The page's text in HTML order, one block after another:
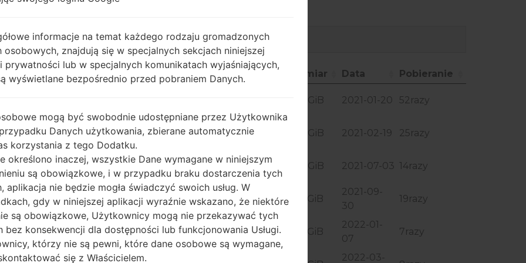
dla telefonów Samsung
OS Oprogramowanie Rozmiar Data
Pobieranie
2.22 GiB 2021-01-20 52razy
Android Q 10 A015U1UEU2AUA3 2.23 GiB 2021-02-19 25razy
Android Q 10 A015U1UEU3AUD3 2.23 GiB 2021-07-03 14razy
Android R 11 A015U1UEU3BUH2 2.96 GiB
2021-09-
30
19razy
Android R 11 A015U1UES4BUK1 2.96 GiB
2022-01-
07
7razy
2022-03-
informacje na temat każdego rodzaju gromadzonych
osobowych, znajdują się w specjalnych sekcjach niniejszej
prywatności lub w specjalnych komunikatach wyjaśniających,
wyświetlane bezpośrednio przed pobraniem Danych.
mogą być swobodnie udostępniane przez Użytkownika
Danych użytkowania, zbierane automatycznie
korzystania z tego Dodatku.
określono inaczej, wszystkie Dane wymagane w niniejszym
są obowiązkowe, i w przypadku braku dostarczenia tych
aplikacja nie będzie mogła świadczyć swoich usług. W
gdy w niniejszej aplikacji wyraźnie wskazano, że niektóre
są obowiązkowe, Użytkownicy mogą nie przekazywać tych
bez konsekwencji dla dostępności lub funkcjonowania Usługi.
którzy nie są pewni, które dane osobowe są wymagane,
się z Właścicielem.